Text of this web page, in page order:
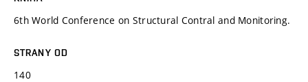
6th World Conference on Structural Contral and Monitoring.
STRANY OD
140